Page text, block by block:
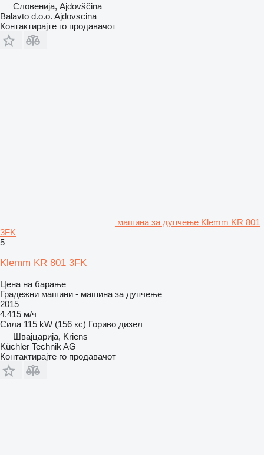
Словенија, Ajdovščina
Balavto d.o.o. Ajdovscina
Контактирајте го продавачот
машина за дупчење Klemm KR 801
3FK
5
Klemm KR 801 3FK
Цена на барање
Градежни машини - машина за дупчење
2015
4.415 м/ч
Сила 115 kW (156 кс) Гориво дизел
Швајцарија, Kriens
Küchler Technik AG
Контактирајте го продавачот